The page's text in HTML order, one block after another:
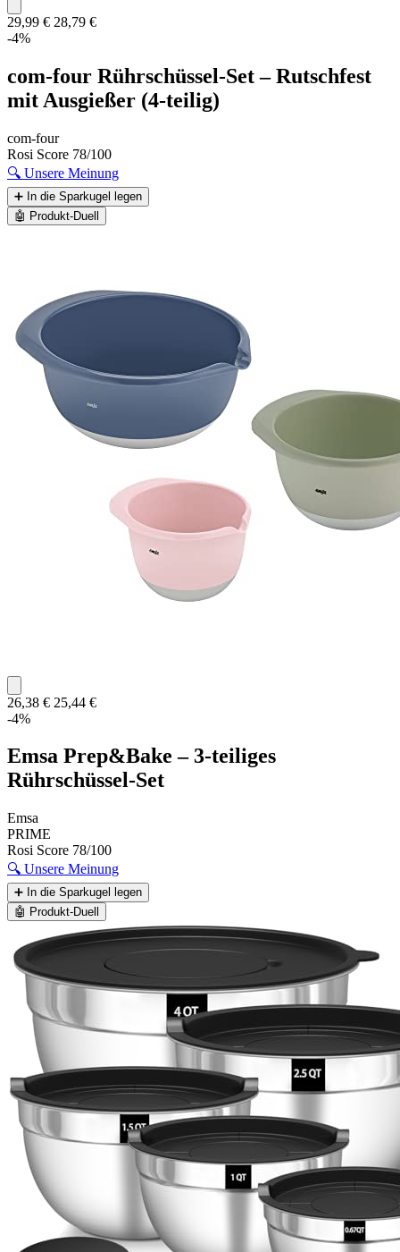
29,99 € 28,79 €
-4%
com-four Rührschüssel-Set – Rutschfest
mit Ausgießer (4-teilig)
com-four
Rosi Score 78/100
🔍 Unsere Meinung
➕ In die Sparkugel legen
🤖 Produkt-Duell
26,38 € 25,44 €
-4%
Emsa Prep&Bake – 3-teiliges
Rührschüssel-Set
Emsa
PRIME
Rosi Score 78/100
🔍 Unsere Meinung
➕ In die Sparkugel legen
🤖 Produkt-Duell